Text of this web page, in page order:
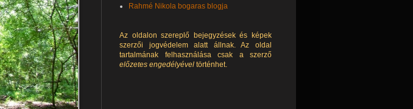
Rahmé Nikola bogaras blogja
Az oldalon szereplő bejegyzések és képek
szerzői jogvédelem alatt állnak. Az oldal
tartalmának felhasználása csak a szerző
előzetes engedélyével történhet.